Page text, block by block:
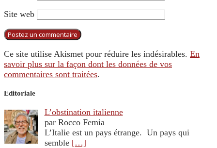
Site web
Ce site utilise Akismet pour réduire les indésirables. En
savoir plus sur la façon dont les données de vos
commentaires sont traitées.
Editoriale
L’obstination italienne
par Rocco Femia
L’Italie est un pays étrange. Un pays qui
semble […]